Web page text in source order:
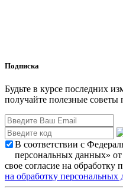
Подписка
Будьте в курсе последних
получайте полезные советы
В соответствии с
персональных данных»
свое согласие на
на обработку персональных